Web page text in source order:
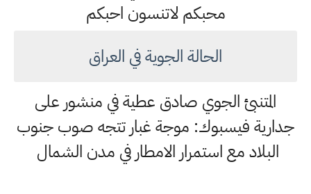
محبكم لاتنسون احبكم
الحالة الجوية في العراق
المتنبئ الجوي صادق عطية في منشور على
جدارية فيسبوك: موجة غبار تتجه صوب جنوب
البلاد مع استمرار الامطار في مدن الشمال